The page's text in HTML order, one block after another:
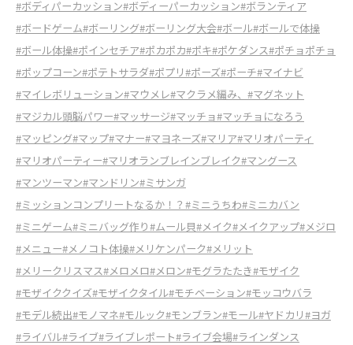
#ボディパーカッション#ボディーパーカッション#ボランティア
#ボードゲーム#ボーリング#ボーリング大会#ボール#ボールで体操
#ボール体操#ポインセチア#ポカポカ#ポキ#ポケダンス#ポチョポチョ
#ポップコーン#ポテトサラダ#ポプリ#ポーズ#ポーチ#マイナビ
#マイレボリューション#マウメレ#マクラメ編み、 #マグネット
#マジカル頭脳パワー#マッサージ#マッチョ#マッチョになろう
#マッピング#マップ#マナー#マヨネーズ#マリア#マリオパーティ
#マリオパーティー#マリオランブレインブレイク#マングース
#マンツーマン#マンドリン#ミサンガ
#ミッションコンプリートなるか！？ #ミニうちわ#ミニカバン
#ミニゲーム#ミニバッグ作り#ムール貝#メイク#メイクアップ#メジロ
#メニュー#メノコト体操#メリケンパーク#メリット
#メリークリスマス#メロメロ#メロン#モグラたたき#モザイク
#モザイククイズ#モザイクタイル#モチベーション#モッコウバラ
#モデル続出#モノマネ#モルック#モンブラン#モール#ヤドカリ#ヨガ
#ライバル#ライブ#ライブレポート#ライブ会場#ラインダンス